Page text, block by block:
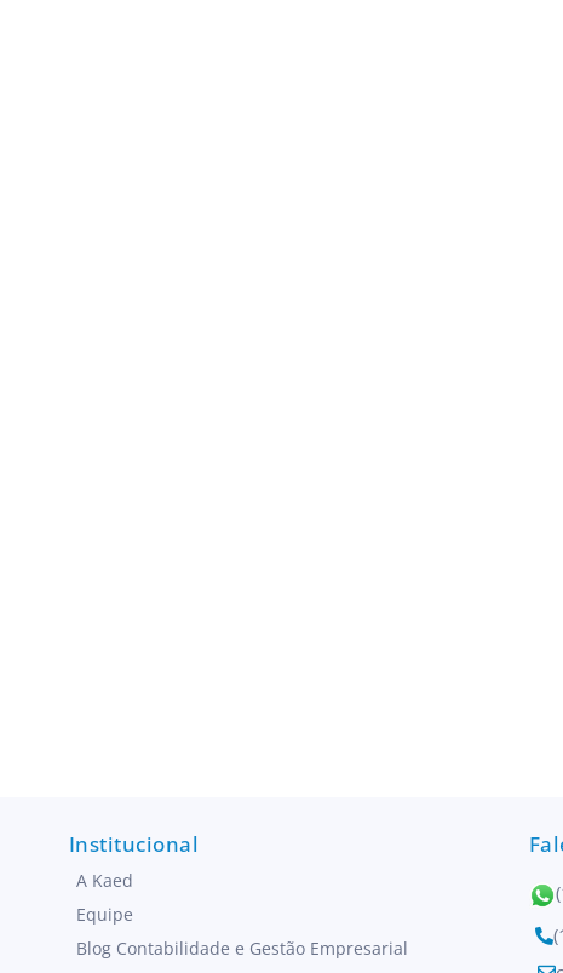
Institucional
A Kaed
Equipe
Blog Contabilidade e Gestão Empresarial